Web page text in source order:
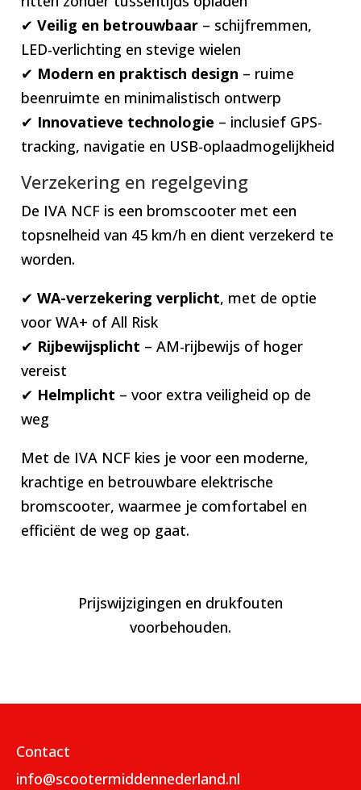
✔Veilig en betrouwbaar – schijfremmen,
LED-verlichting en stevige wielen
✔ Modern en praktisch design – ruime
beenruimte en minimalistisch ontwerp
✔ Innovatieve technologie – inclusief GPS-
tracking, navigatie en USB-oplaadmogelijkheid
Verzekering en regelgeving
De IVA NCF is een bromscooter met een
topsnelheid van 45 km/h en dient verzekerd te
worden.
✔WA-verzekering verplicht, met de optie
voor WA+ of All Risk
✔ Rijbewijsplicht – AM-rijbewijs of hoger
vereist
✔ Helmplicht – voor extra veiligheid op de
weg
Met de IVA NCF kies je voor een moderne,
krachtige en betrouwbare elektrische
bromscooter, waarmee je comfortabel en
efficiënt de weg op gaat.
Prijswijzigingen en drukfouten
voorbehouden.
Contact
info@scootermiddennederland.nl